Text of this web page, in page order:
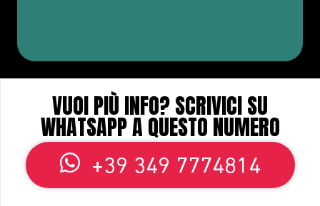
VUOI PIÙ INFO? SCRIVICI SU
WHATSAPP A QUESTO NUMERO
+39 349 7774814